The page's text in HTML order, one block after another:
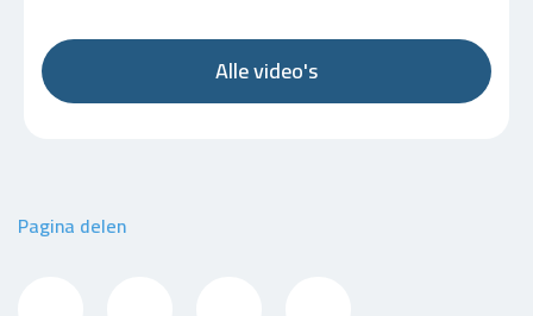
Alle video's
Pagina delen